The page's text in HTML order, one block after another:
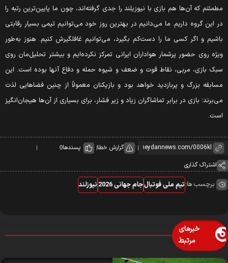
که آن‌ها هم بازی با نیوزیلند را جدی گرفته‌اند، چون ما پایین‌ترین رتبه را
این گروه داریم. ما می‌دانیم در بهترین روز خود می‌توانیم تیمی بسیار رقابتی
و اگر کسی ما را دست‌کم بگیرد، می‌توانیم غافلگیرش کنیم. هنوز به‌طور
روی حضور پرشمار هواداران ایرانی تمرکز نکرده‌ایم و بیشتر تحلیل‌مان روی
بازی، مربی، نقاط قوت و ضعف و شیوه حمله و دفاع آنها بوده است. این
بزرگ و پربازدید خواهد بود و بازیکنان معمولاً از چنین فضاهایی لذت
بازی در برابر تماشاگران زیاد و زیر فشار، برای بسیاری از آن‌ها هیجان‌انگیز
گزارش خطا پسندها0
اشتراک گذاری
برچسب ها:تیم ملی فوتبالجام جهانی 2026 نیوزلند
خبرهای
مرتبط